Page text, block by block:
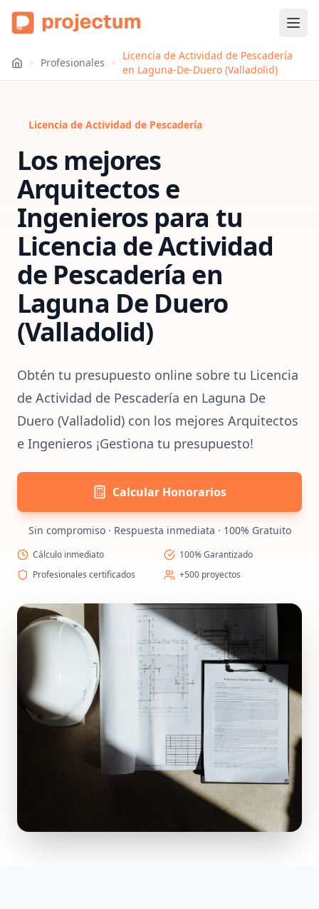
Profesionales
Licencia de Actividad de Pescadería
en Laguna-De-Duero (Valladolid)
Licencia de Actividad de Pescadería
Los mejores
Arquitectos e
Ingenieros para tu
Licencia de Actividad
de Pescadería en
Laguna De Duero
(Valladolid)
Obtén tu presupuesto online sobre tu Licencia
de Actividad de Pescadería en Laguna De
Duero (Valladolid) con los mejores Arquitectos
e Ingenieros ¡Gestiona tu presupuesto!
Calcular Honorarios
Sin compromiso · Respuesta inmediata · 100% Gratuito
Cálculo inmediato
100% Garantizado
Profesionales certificados
+500 proyectos